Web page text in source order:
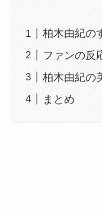
柏木由紀の
ファンの反
柏木由紀の
まとめ